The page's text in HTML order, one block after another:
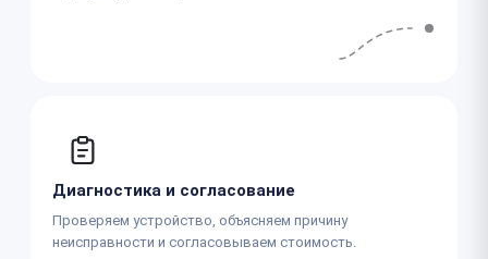
Диагностика и согласование
Проверяем устройство, объясняем причину
неисправности и согласовываем стоимость.